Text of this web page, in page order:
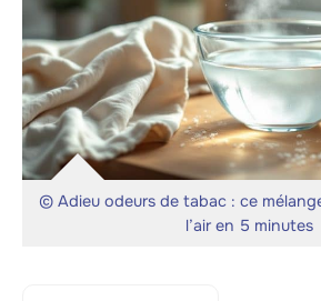
© Adieu odeurs de tabac : ce
l’air en 5 minutes